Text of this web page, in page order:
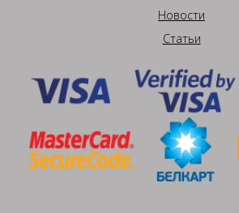
Новости
Статьи